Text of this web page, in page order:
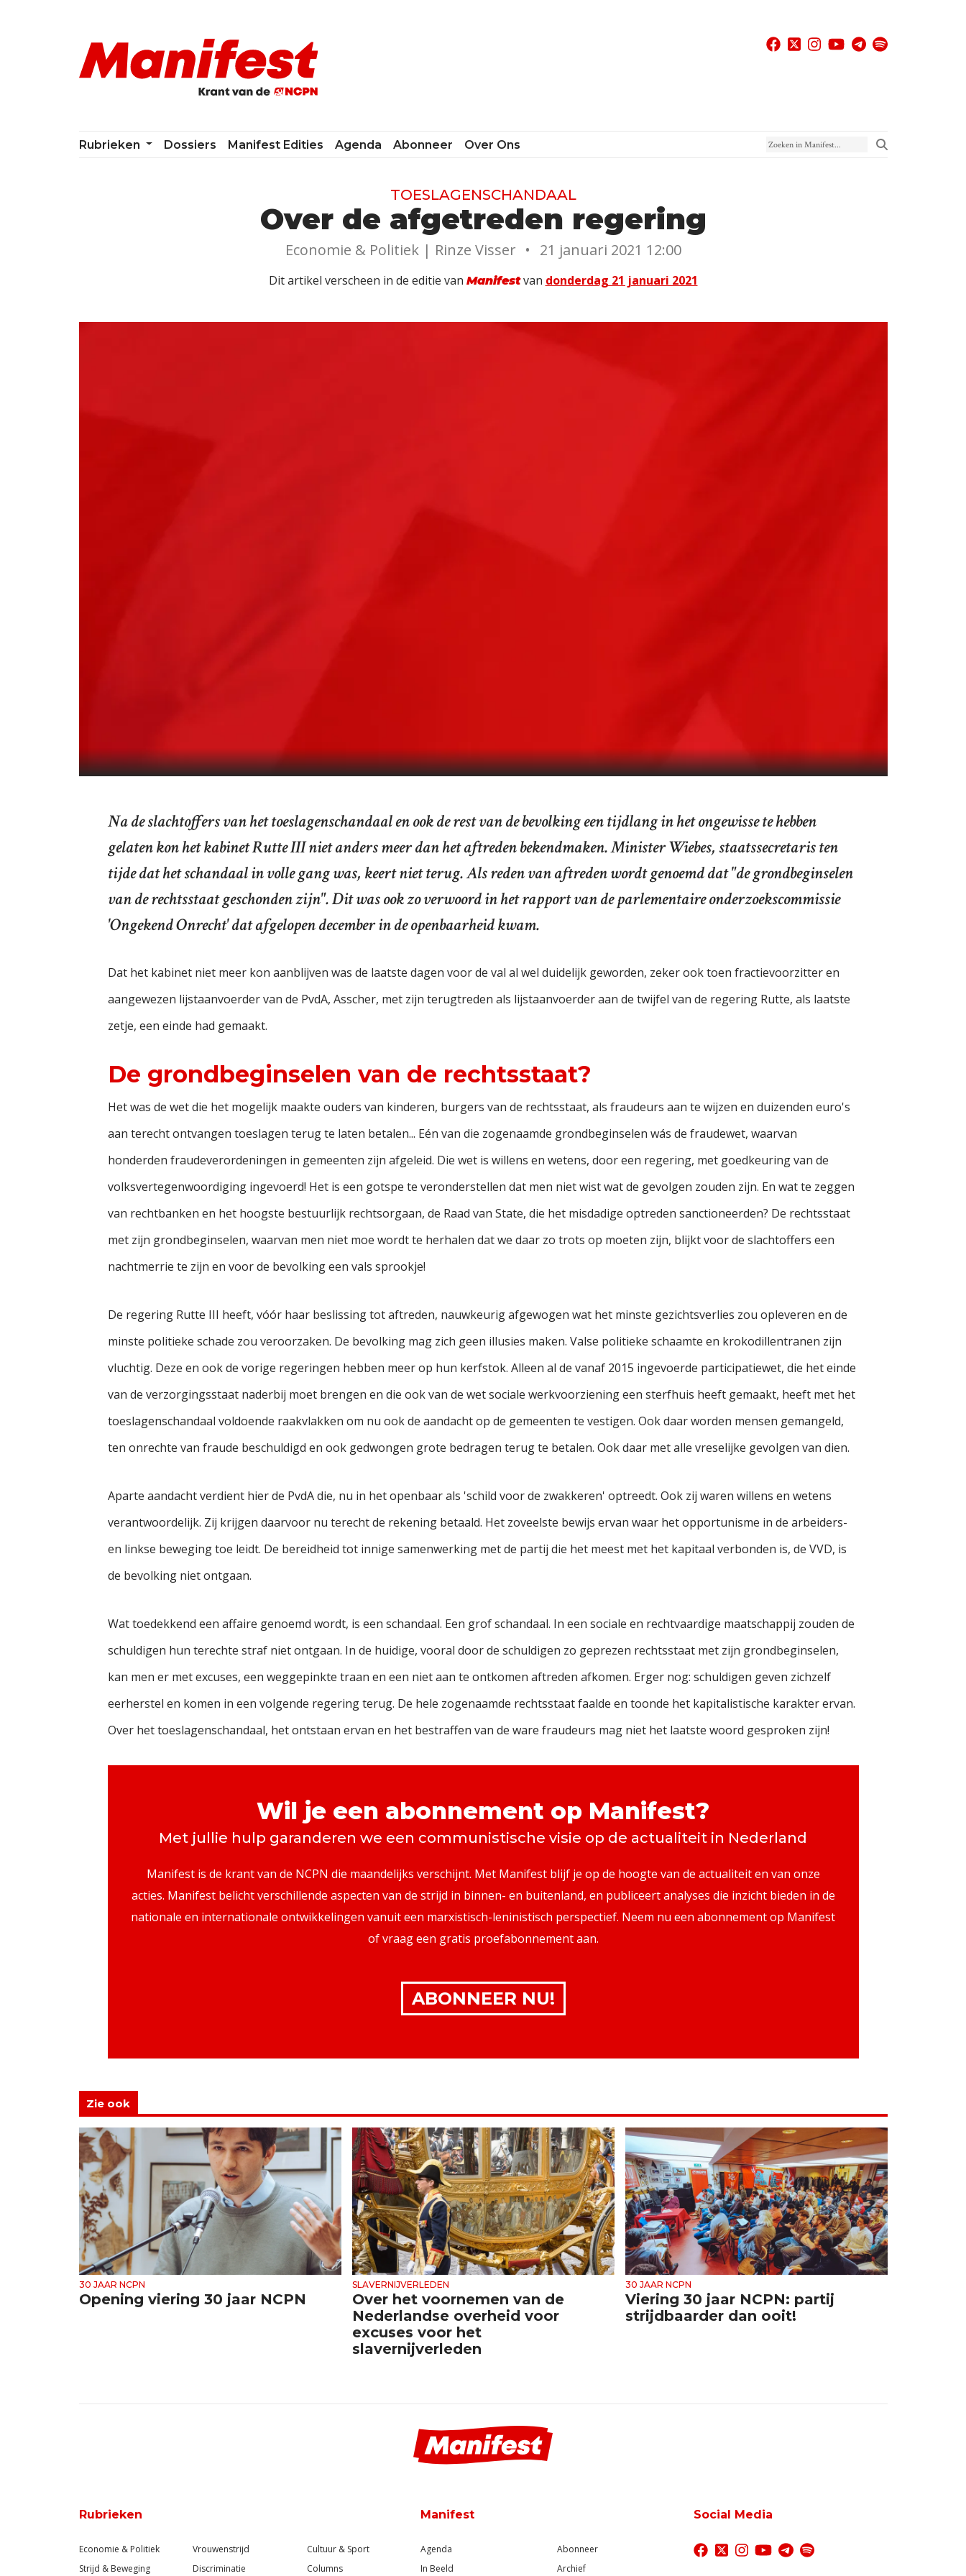
Rubrieken Dossiers Manifest Edities Agenda Abonneer Over Ons Zoeken in Manifest
TOESLAGENSCHANDAAL
Over de afgetreden regering
Economie & Politiek | Rinze Visser • 21 januari 2021 12:00
Dit artikel verscheen in de editie van Manifestvan donderdag 21 januari 2021
Na de slachtoffers van het toeslagenschandaal en ook de rest van de bevolking een tijdlang in het ongewisse te hebben
gelaten kon het kabinet Rutte III niet anders meer dan het aftreden bekendmaken. Minister Wiebes, staatssecretaris ten
tijde dat het schandaal in volle gang was, keert niet terug. Als reden van aftreden wordt genoemd dat "de grondbeginselen
van de rechtsstaat geschonden zijn". Dit was ook zo verwoord in het rapport van de parlementaire onderzoekscommissie
'Ongekend Onrecht' dat afgelopen december in de openbaarheid kwam.
Dat het kabinet niet meer kon aanblijven was de laatste dagen voor de val al wel duidelijk geworden, zeker ook toen fractievoorzitter en
aangewezen lijstaanvoerder van de PvdA, Asscher, met zijn terugtreden als lijstaanvoerder aan de twijfel van de regering Rutte, als laatste
zetje, een einde had gemaakt.
De grondbeginselen van de rechtsstaat?
Het was de wet die het mogelijk maakte ouders van kinderen, burgers van de rechtsstaat, als fraudeurs aan te wijzen en duizenden euro's
aan terecht ontvangen toeslagen terug te laten betalen... Eén van die zogenaamde grondbeginselen wás de fraudewet, waarvan
honderden fraudeverordeningen in gemeenten zijn afgeleid. Die wet is willens en wetens, door een regering, met goedkeuring van de
volksvertegenwoordiging ingevoerd! Het is een gotspe te veronderstellen dat men niet wist wat de gevolgen zouden zijn. En wat te zeggen
van rechtbanken en het hoogste bestuurlijk rechtsorgaan, de Raad van State, die het misdadige optreden sanctioneerden? De rechtsstaat
met zijn grondbeginselen, waarvan men niet moe wordt te herhalen dat we daar zo trots op moeten zijn, blijkt voor de slachtoffers een
nachtmerrie te zijn en voor de bevolking een vals sprookje!
De regering Rutte III heeft, vóór haar beslissing tot aftreden, nauwkeurig afgewogen wat het minste gezichtsverlies zou opleveren en de
minste politieke schade zou veroorzaken. De bevolking mag zich geen illusies maken. Valse politieke schaamte en krokodillentranen zijn
vluchtig. Deze en ook de vorige regeringen hebben meer op hun kerfstok. Alleen al de vanaf 2015 ingevoerde participatiewet, die het einde
van de verzorgingsstaat naderbij moet brengen en die ook van de wet sociale werkvoorziening een sterfhuis heeft gemaakt, heeft met het
toeslagenschandaal voldoende raakvlakken om nu ook de aandacht op de gemeenten te vestigen. Ook daar worden mensen gemangeld,
ten onrechte van fraude beschuldigd en ook gedwongen grote bedragen terug te betalen. Ook daar met alle vreselijke gevolgen van dien.
Aparte aandacht verdient hier de PvdA die, nu in het openbaar als 'schild voor de zwakkeren' optreedt. Ook zij waren willens en wetens
verantwoordelijk. Zij krijgen daarvoor nu terecht de rekening betaald. Het zoveelste bewijs ervan waar het opportunisme in de arbeiders-
en linkse beweging toe leidt. De bereidheid tot innige samenwerking met de partij die het meest met het kapitaal verbonden is, de VVD, is
de bevolking niet ontgaan.
Wat toedekkend een affaire genoemd wordt, is een schandaal. Een grof schandaal. In een sociale en rechtvaardige maatschappij zouden de
schuldigen hun terechte straf niet ontgaan. In de huidige, vooral door de schuldigen zo geprezen rechtsstaat met zijn grondbeginselen,
kan men er met excuses, een weggepinkte traan en een niet aan te ontkomen aftreden afkomen. Erger nog: schuldigen geven zichzelf
eerherstel en komen in een volgende regering terug. De hele zogenaamde rechtsstaat faalde en toonde het kapitalistische karakter ervan.
Over het toeslagenschandaal, het ontstaan ervan en het bestraffen van de ware fraudeurs mag niet het laatste woord gesproken zijn!
Wil je een abonnement op Manifest?
Met jullie hulp garanderen we een communistische visie op de actualiteit in Nederland
Manifest is de krant van de NCPN die maandelijks verschijnt. Met Manifest blijf je op de hoogte van de actualiteit en van onze
acties. Manifest belicht verschillende aspecten van de strijd in binnen- en buitenland, en publiceert analyses die inzicht bieden in de
nationale en internationale ontwikkelingen vanuit een marxistisch-leninistisch perspectief. Neem nu een abonnement op Manifest
of vraag een gratis proefabonnement aan.
ABONNEER NU!
Zie ook
30 JAAR NCPN
Opening viering 30 jaar NCPN
SLAVERNIJVERLEDEN
Over het voornemen van de
Nederlandse overheid voor
excuses voor het
slavernijverleden
30 JAAR NCPN
Viering 30 jaar NCPN: partij
strijdbaarder dan ooit!
Rubrieken
Economie & Politiek
Strijd & Beweging
Vrouwenstrijd
Discriminatie
Cultuur & Sport
Columns
Manifest
Agenda
In Beeld
Abonneer
Archief
Social Media